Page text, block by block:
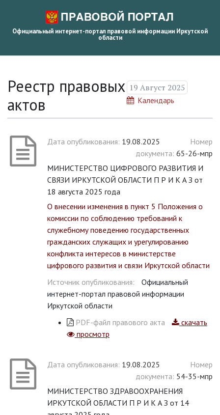
Официальный интернет-портал правовой информации Иркутской
области
Реестр правовых
актов
19 Август 2025
Календарь
Дата опубликования: 19.08.2025
Номер
документа: 65-26-мпр
МИНИСТЕРСТВО ЦИФРОВОГО РАЗВИТИЯ И
СВЯЗИ ИРКУТСКОЙ ОБЛАСТИ П Р И К А З от
18 августа 2025 года
О внесении изменения в пункт 5 Положения о
комиссии по соблюдению требований к
служебному поведению государственных
гражданских служащих и урегулированию
конфликта интересов в министерстве
цифрового развития и связи Иркутской области
Источник опубликования:
Официальный
интернет-портал правовой информации
Иркутской области
PDF-файл правового акта
скачать
просмотр
Дата опубликования: 19.08.2025
Номер
документа: 54-35-мпр
МИНИСТЕРСТВО ЗДРАВООХРАНЕНИЯ
ИРКУТСКОЙ ОБЛАСТИ П Р И К А З от 14